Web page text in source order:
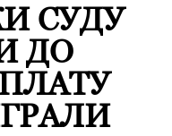
СУДУ
ДО